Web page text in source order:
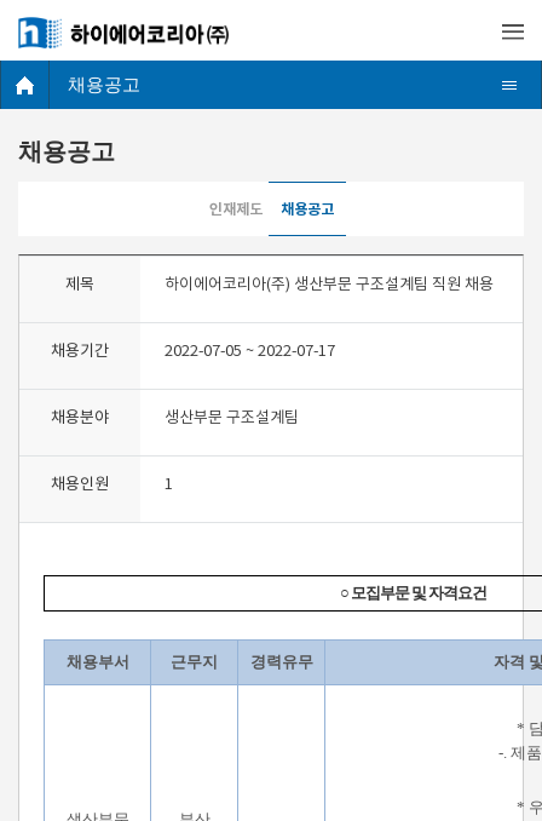
채용공고
채용공고
인재제도 채용공고
제목 하이에어코리아(주) 생산부문 구조설계팀 직원 채용
채용기간 2022-07-05 ~ 2022-07-17
채용분야 생산부문 구조설계팀
채용인원 1
○ 모집부문 및 자격요건
채용부서 근무지 경력유무 자격
*
-. 제
*